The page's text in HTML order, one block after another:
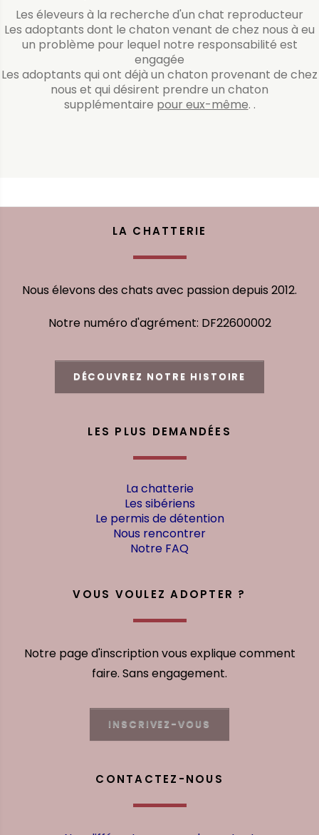
Les éleveurs à la recherche d'un chat reproducteur
Les adoptants dont le chaton venant de chez nous à eu
un problème pour lequel notre responsabilité est
engagée
Les adoptants qui ont déjà un chaton provenant de chez
nous et qui désirent prendre un chaton
supplémentaire pour eux-même. .
LA CHATTERIE
Nous élevons des chats avec passion depuis 2012.
Notre numéro d'agrément: DF22600002
DÉCOUVREZ NOTRE HISTOIRE
LES PLUS DEMANDÉES
La chatterie
Les sibériens
Le permis de détention
Nous rencontrer
Notre FAQ
VOUS VOULEZ ADOPTER ?
Notre page d'inscription vous explique comment
faire. Sans engagement.
INSCRIVEZ-VOUS
CONTACTEZ-NOUS